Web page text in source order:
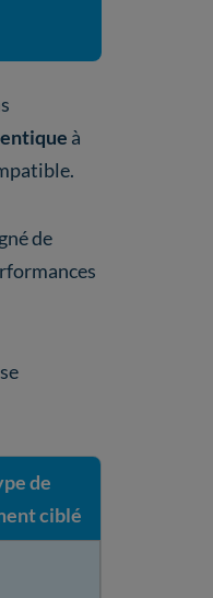
à
de
de
ciblé